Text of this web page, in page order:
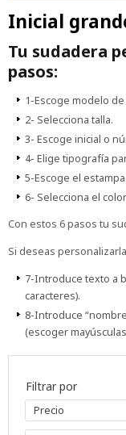
Inicial
Tu sudadera
pasos:
1-Escoge modelo
2- Selecciona talla.
3- Escoge inicial o
4- Elige tipografía
5-Escoge el
6- Selecciona el
Con estos 6 pasos tu
Si deseas
7-Introduce texto a
caracteres).
8-Introduce
(escoger
Filtrar por
Precio